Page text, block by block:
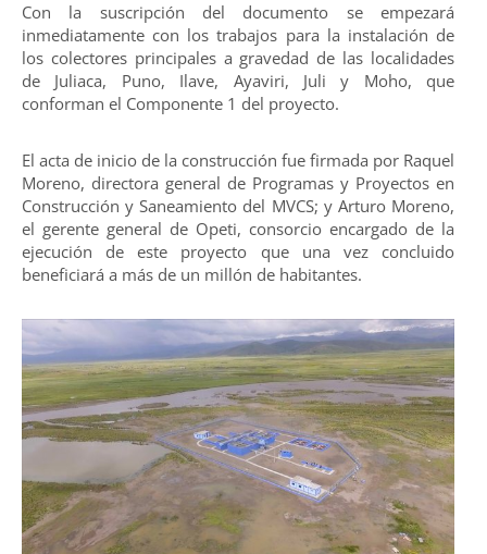
Con la suscripción del documento se empezará
inmediatamente con los trabajos para la instalación de
los colectores principales a gravedad de las localidades
de Juliaca, Puno, Ilave, Ayaviri, Juli y Moho, que
conforman el Componente 1 del proyecto.
El acta de inicio de la construcción fue firmada por Raquel
Moreno, directora general de Programas y Proyectos en
Construcción y Saneamiento del MVCS; y Arturo Moreno,
el gerente general de Opeti, consorcio encargado de la
ejecución de este proyecto que una vez concluido
beneficiará a más de un millón de habitantes.